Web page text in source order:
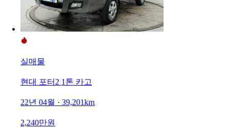
실매물
현대 포터2 1톤 카고
22년 04월 · 39,201km
2,240만원